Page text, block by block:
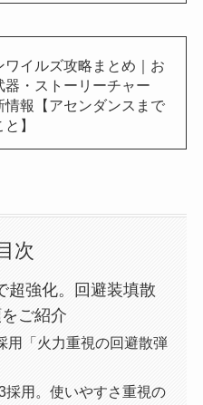
ワイルズ攻略まとめ｜お
器・ストーリーチャー
情報【アセンダンスまで
】
次
超強化。回避装填散
ご紹介
用「火力重視の回避散弾
採用。使いやすさ重視の